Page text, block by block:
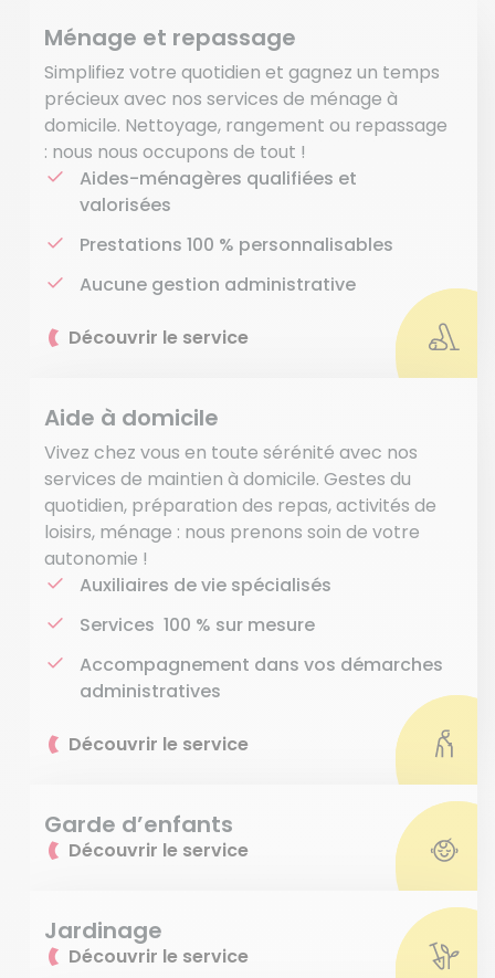
Ménage et repassage
Simplifiez votre quotidien et gagnez un temps
précieux avec nos services de ménage à
domicile. Nettoyage, rangement ou repassage
: nous nous occupons de tout !
Aides-ménagères qualifiées et
valorisées
Prestations 100 % personnalisables
Aucune gestion administrative
Découvrir le service
Aide à domicile
Vivez chez vous en toute sérénité avec nos
services de maintien à domicile. Gestes du
quotidien, préparation des repas, activités de
loisirs, ménage : nous prenons soin de votre
autonomie !
Auxiliaires de vie spécialisés
Services 100 % sur mesure
Accompagnement dans vos démarches
administratives
Découvrir le service
Garde d’enfants
Découvrir le service
Jardinage
Découvrir le service